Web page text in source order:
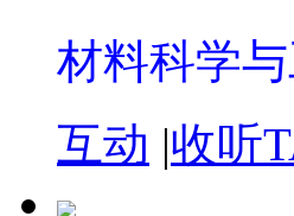
材料科学
互动 |收听